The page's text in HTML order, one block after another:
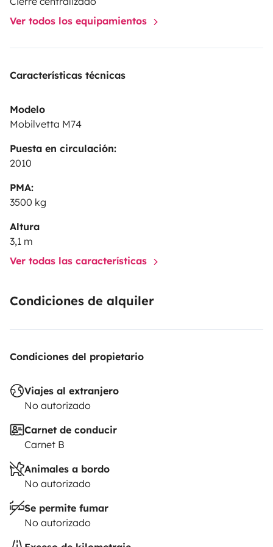
Ver todos los equipamientos
Características técnicas
Modelo
Mobilvetta M74
Puesta en circulación:
2010
PMA:
3500 kg
Altura
3,1 m
Ver todas las características
Condiciones de alquiler
Condiciones del propietario
Viajes al extranjero
No autorizado
Carnet de conducir
Carnet B
Animales a bordo
No autorizado
Se permite fumar
No autorizado